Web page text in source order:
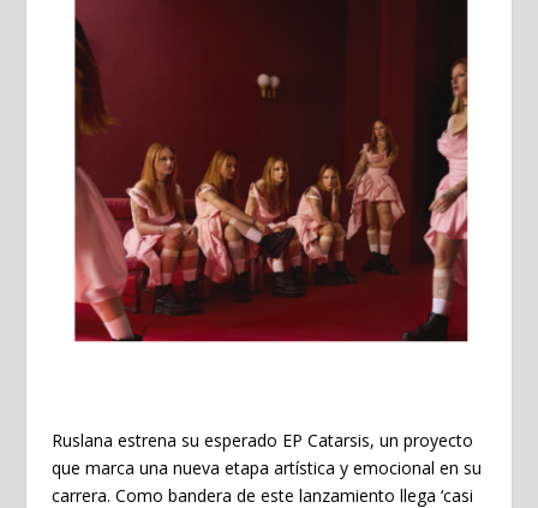
Ruslana estrena su esperado EP Catarsis, un proyecto
que marca una nueva etapa artística y emocional en su
carrera. Como bandera de este lanzamiento llega ‘casi